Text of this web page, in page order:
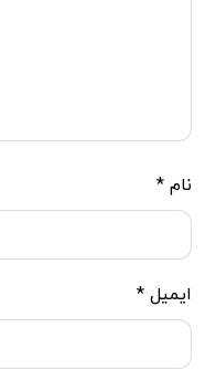
نام*
ایمیل*